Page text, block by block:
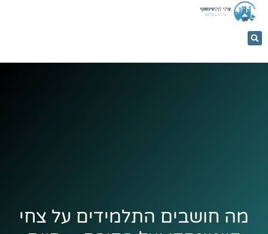
053-
5366884
מה חושבים התלמידים על צחי